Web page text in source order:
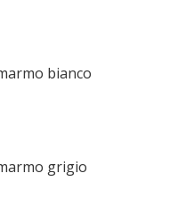
bianco
grigio